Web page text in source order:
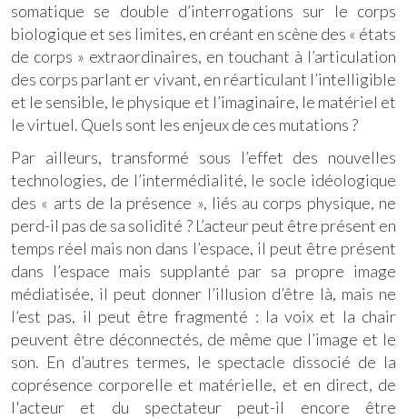
somatique se double d’interrogations sur le corps
biologique et ses limites, en créant en scène des « états
de corps » extraordinaires, en touchant à l’articulation
des corps parlant er vivant, en réarticulant l’intelligible
et le sensible, le physique et l’imaginaire, le matériel et
le virtuel. Quels sont les enjeux de ces mutations ?
Par ailleurs, transformé sous l’effet des nouvelles
technologies, de l’intermédialité, le socle idéologique
des « arts de la présence », liés au corps physique, ne
perd-il pas de sa solidité ? L’acteur peut être présent en
temps réel mais non dans l’espace, il peut être présent
dans l’espace mais supplanté par sa propre image
médiatisée, il peut donner l’illusion d’être là, mais ne
l’est pas, il peut être fragmenté : la voix et la chair
peuvent être déconnectés, de même que l’image et le
son. En d’autres termes, le spectacle dissocié de la
coprésence corporelle et matérielle, et en direct, de
l'acteur et du spectateur peut-il encore être